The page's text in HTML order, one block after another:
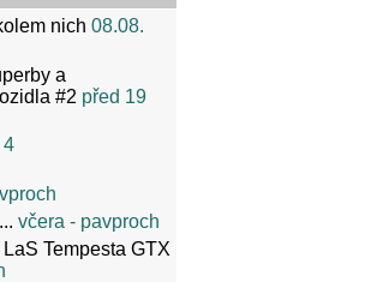
nich 08.08.
a
#2 před 19
4
včera - pavproch
Tempesta GTX